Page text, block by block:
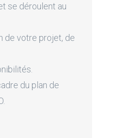
se déroulent au
de votre projet, de
du plan de